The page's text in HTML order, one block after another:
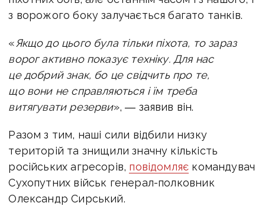
з ворожого боку залучається багато танків.
«Якщо до цього була тільки піхота, то зараз
ворог активно показує техніку. Для нас
це добрий знак, бо це свідчить про те,
що вони не справляються і їм треба
витягувати резерви», ― заявив він.
Разом з тим, наші сили відбили низку
територій та знищили значну кількість
російських агресорів, повідомляє командувач
Сухопутних військ генерал-полковник
Олександр Сирський.